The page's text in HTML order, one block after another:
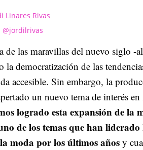
Linares Rivas
@jordilrivas
de las maravillas del nuevo siglo -
la democratización de las
accesible. Sin embargo, la
un nuevo tema de interés
logrado esta expansión de la
de los temas que han
moda por los últimos años y